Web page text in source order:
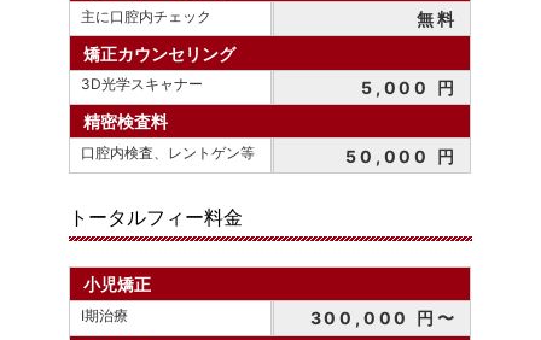
主に口腔内チェック
無料
矯正カウンセリング
3D光学スキャナー
5,000 円
精密検査料
口腔内検査、レントゲン等 50,000 円
トータルフィー料金
小児矯正
I期治療
300,000 円〜